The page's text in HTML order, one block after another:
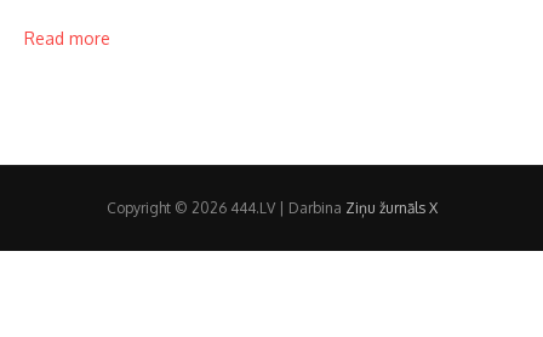
Read more
Copyright © 2026 444.LV | Darbina Ziņu žurnāls X